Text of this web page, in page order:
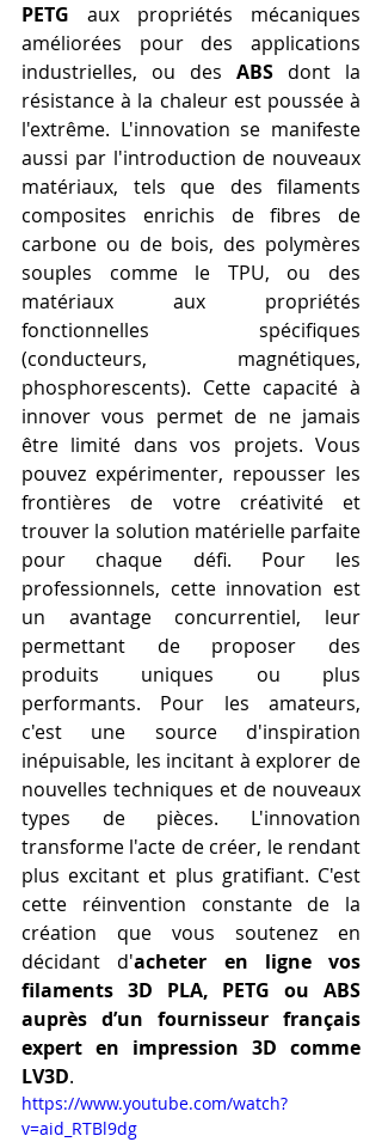
PETG aux propriétés mécaniques
améliorées pour des applications
industrielles, ou des ABS dont la
résistance à la chaleur est poussée à
l'extrême. L'innovation se manifeste
aussi par l'introduction de nouveaux
matériaux, tels que des filaments
composites enrichis de fibres de
carbone ou de bois, des polymères
souples comme le TPU, ou des
matériaux aux propriétés
fonctionnelles spécifiques
(conducteurs, magnétiques,
phosphorescents). Cette capacité à
innover vous permet de ne jamais
être limité dans vos projets. Vous
pouvez expérimenter, repousser les
frontières de votre créativité et
trouver la solution matérielle parfaite
pour chaque défi. Pour les
professionnels, cette innovation est
un avantage concurrentiel, leur
permettant de proposer des
produits uniques ou plus
performants. Pour les amateurs,
c'est une source d'inspiration
inépuisable, les incitant à explorer de
nouvelles techniques et de nouveaux
types de pièces. L'innovation
transforme l'acte de créer, le rendant
plus excitant et plus gratifiant. C'est
cette réinvention constante de la
création que vous soutenez en
décidant d'acheter en ligne vos
filaments 3D PLA, PETG ou ABS
auprès d’un fournisseur français
expert en impression 3D comme
LV3D.
https://www.youtube.com/watch?
v=aid_RTBl9dg